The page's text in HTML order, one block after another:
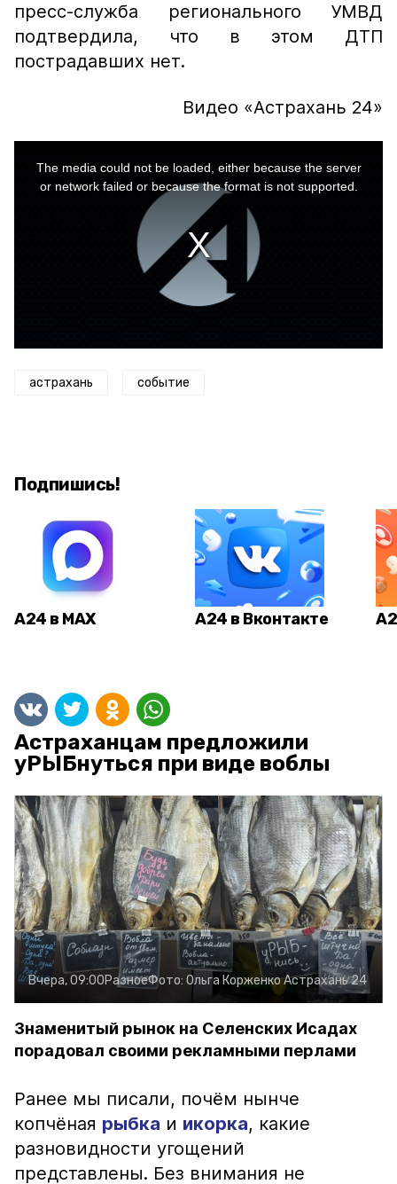
пресс-служба регионального УМВД
подтвердила, что в этом ДТП
пострадавших нет.
Видео «Астрахань 24»
The media could not be loaded, either because the server
or network failed or because the format is not supported.
астрахань событие
Подпишись!
А24 в MAX А24 в Вконтакте
Астраханцам предложили
уРЫБнуться при виде воблы
Вчера, 09:00РазноеФото: Ольга КорженкоАстрахань 24
Знаменитый рынок на Селенских Исадах
порадовал своими рекламными перлами
Ранее мы писали, почём нынче
копчёная рыбка и икорка, какие
разновидности угощений
представлены. Без внимания не